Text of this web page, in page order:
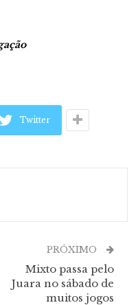
Twitter
PRÓXIMO
Mixto passa pelo
Juara no sábado de
muitos jogos